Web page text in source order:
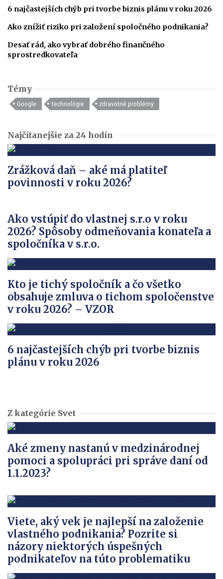
6 najčastejších chýb pri tvorbe biznis plánu v roku 2026
Ako znížiť riziko pri založení spoločného podnikania?
Desať rád, ako vybrať dobrého finančného
sprostredkovateľa
Témy
Google technológie zdravotné problémy
Najčítanejšie za 24 hodín
Zrážková daň – aké má platiteľ
povinnosti v roku 2026?
Ako vstúpiť do vlastnej s.r.o v roku
2026? Spôsoby odmeňovania konateľa a
spoločníka v s.r.o.
Kto je tichý spoločník a čo všetko
obsahuje zmluva o tichom spoločenstve
v roku 2026? – VZOR
6 najčastejších chýb pri tvorbe biznis
plánu v roku 2026
Z kategórie Svet
Aké zmeny nastanú v medzinárodnej
pomoci a spolupráci pri správe daní od
1.1.2023?
Viete, aký vek je najlepší na založenie
vlastného podnikania? Pozrite si
názory niektorých úspešných
podnikateľov na túto problematiku